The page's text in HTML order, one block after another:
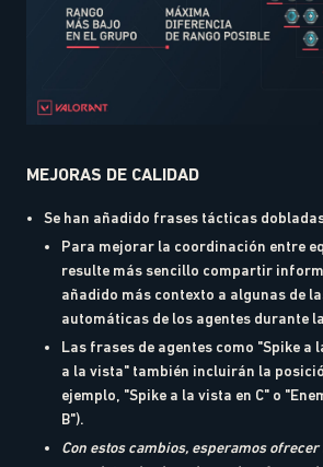
MEJORAS DE CALIDAD
Se han añadido frases tácticas
Para mejorar la coordinación entre
resulte más sencillo compartir
añadido más contexto a algunas de
automáticas de los agentes durante
Las frases de agentes como "Spike a
a la vista" también incluirán la
ejemplo, "Spike a la vista en C" o
B").
Con estos cambios, esperamos